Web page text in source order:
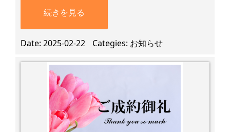
続きを見る
Date 2025-02-22 Categies お知らせ